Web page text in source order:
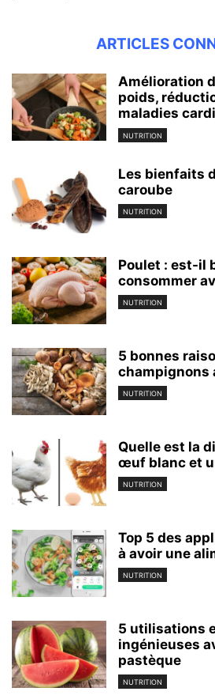
ARTICLES
Amélioration
poids,
maladies
NUTRITION
Les bienfaits
caroube
NUTRITION
Poulet : est-il
consommer
NUTRITION
5 bonnes
champignons
NUTRITION
Quelle est la
œuf blanc et
NUTRITION
Top 5 des
à avoir une
NUTRITION
5 utilisations
ingénieuses
pastèque
NUTRITION